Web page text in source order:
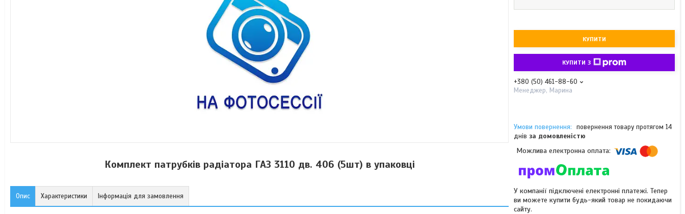
Комплект патрубків радіатора ГАЗ 3110 дв. 406 (5шт) в упаковці
Опис Характеристики Інформація для замовлення
КУПИТИ
КУПИТИ З
+380 (50) 461-88-60
Менеджер, Марина
повернення товару протягом 14
днів за домовленістю
У компанії підключені електронні платежі. Тепер
ви можете купити будь-який товар не покидаючи
сайту.